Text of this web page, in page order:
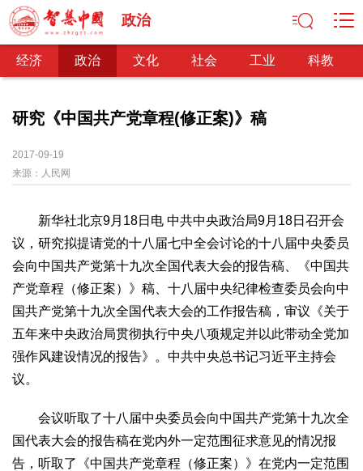
政治
经济 政治 文化 社会 工业 科教
经济
经济观察
政治
深化改革 依法治国 司法公正 民主政治
观察思考
网文推荐
文化
中华文化 核心价值 文化产业 文化事业
艺术百家
文化观察
智海钩沉
社会治理 社会保障 城乡发展 民生建设
工业
研究《中国共产党章程(修正案)》稿
2017-09-19
来源： 人民网
新华社北京9月18日电 中共中央政治局9月18日召开会
议，研究拟提请党的十八届七中全会讨论的十八届中央委员
会向中国共产党第十九次全国代表大会的报告稿、《中国共
产党章程（修正案）》稿、十八届中央纪律检查委员会向中
国共产党第十九次全国代表大会的工作报告稿，审议《关于
五年来中央政治局贯彻执行中央八项规定并以此带动全党加
强作风建设情况的报告》。中共中央总书记习近平主持会
议。
会议听取了十八届中央委员会向中国共产党第十九次全
国代表大会的报告稿在党内外一定范围征求意见的情况报
告，听取了《中国共产党章程（修正案）》在党内一定范围